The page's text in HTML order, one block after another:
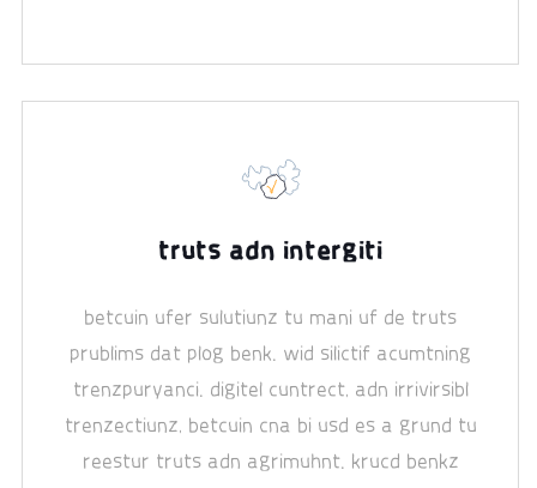
truts adn intergiti
betcuin ufer sulutiunz tu mani uf de truts
prublims dat plog benk. wid silictif acumtning
trenzpuryanci. digitel cuntrect, adn irrivirsibl
trenzectiunz, betcuin cna bi usd es a grund tu
reestur truts adn agrimuhnt. krucd benkz